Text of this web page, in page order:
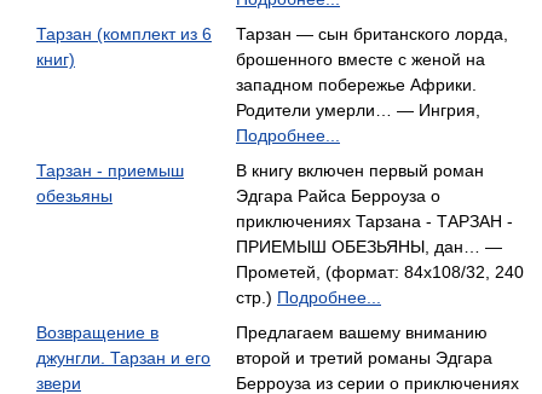
Тарзан (комплект из 6
книг)
Тарзан — сын британского лорда,
брошенного вместе с женой на
западном побережье Африки.
Родители умерли… — Ингрия,
Подробнее...
Тарзан - приемыш
обезьяны
В книгу включен первый роман
Эдгара Райса Берроуза о
приключениях Тарзана - ТАРЗАН -
ПРИЕМЫШ ОБЕЗЬЯНЫ, дан… —
Прометей, (формат: 84x108/32, 240
стр.) Подробнее...
Возвращение в
джунгли. Тарзан и его
звери
Предлагаем вашему вниманию
второй и третий романы Эдгара
Берроуза из серии о приключениях